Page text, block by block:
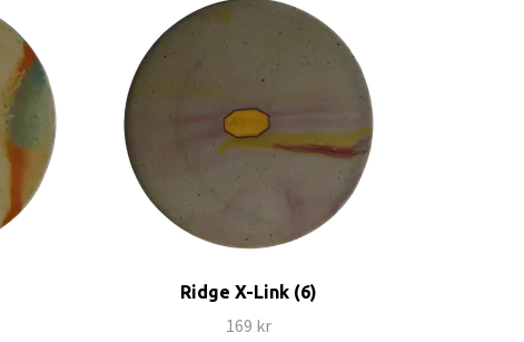
Ridge X-Link (6)
169 kr